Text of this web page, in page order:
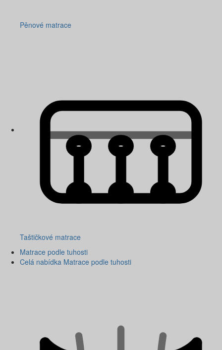
Pěnové matrace
Taštičkové matrace
Matrace podle tuhosti
Celá nabídka Matrace podle tuhosti